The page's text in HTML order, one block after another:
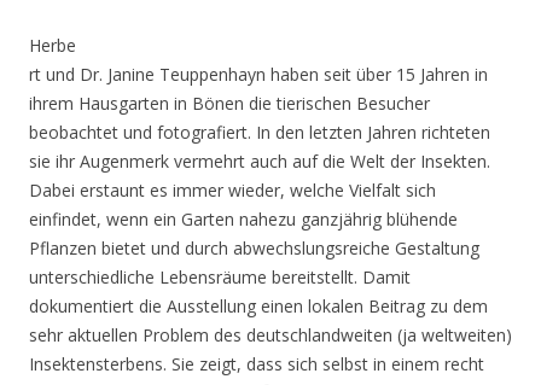
Herbe
rt und Dr. Janine Teuppenhayn haben seit über 15 Jahren in
ihrem Hausgarten in Bönen die tierischen Besucher
beobachtet und fotografiert. In den letzten Jahren richteten
sie ihr Augenmerk vermehrt auch auf die Welt der Insekten.
Dabei erstaunt es immer wieder, welche Vielfalt sich
einfindet, wenn ein Garten nahezu ganzjährig blühende
Pflanzen bietet und durch abwechslungsreiche Gestaltung
unterschiedliche Lebensräume bereitstellt. Damit
dokumentiert die Ausstellung einen lokalen Beitrag zu dem
sehr aktuellen Problem des deutschlandweiten (ja weltweiten)
Insektensterbens. Sie zeigt, dass sich selbst in einem recht